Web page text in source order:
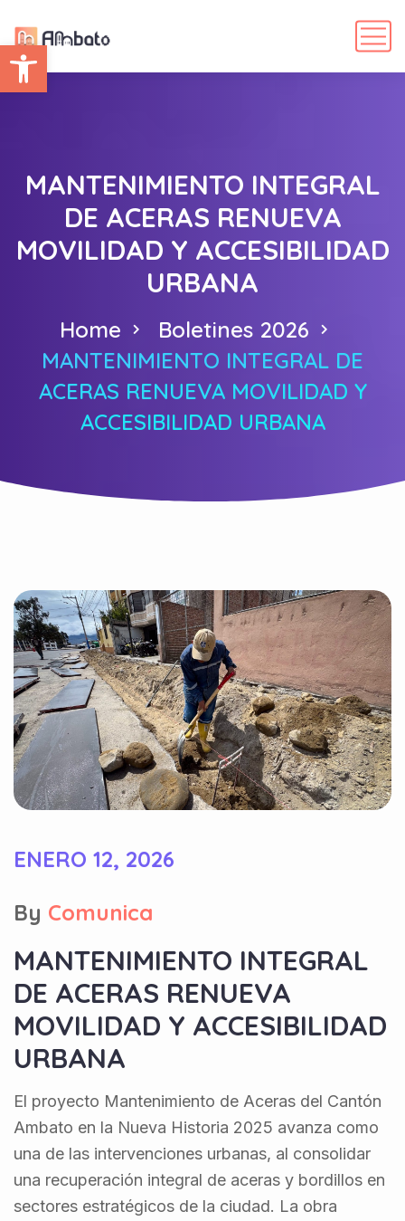
Abrir barra de herramientas
MANTENIMIENTO INTEGRAL
DE ACERAS RENUEVA
MOVILIDAD Y ACCESIBILIDAD
URBANA
Home
Boletines 2026
MANTENIMIENTO INTEGRAL DE
ACERAS RENUEVA MOVILIDAD Y
ACCESIBILIDAD URBANA
ENERO 12, 2026
By Comunica
MANTENIMIENTO INTEGRAL
DE ACERAS RENUEVA
MOVILIDAD Y ACCESIBILIDAD
URBANA
El proyecto Mantenimiento de Aceras del Cantón
Ambato en la Nueva Historia 2025 avanza como
una de las intervenciones urbanas, al consolidar
una recuperación integral de aceras y bordillos en
sectores estratégicos de la ciudad. La obra